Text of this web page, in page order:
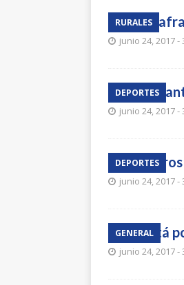
RURALES
Nueva
junio 24, 2017 -
DEPORTES
La AUF
junio 24, 2017 -
DEPORTES
Los
junio 24, 2017 -
GENERAL
El río está
junio 24, 2017 -